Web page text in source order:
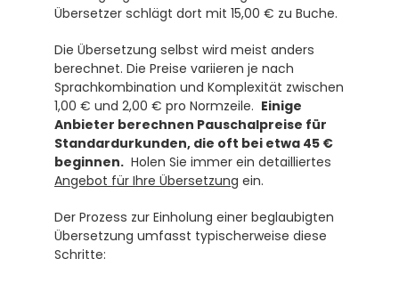
Übersetzer schlägt dort mit 15,00 € zu Buche.
Die Übersetzung selbst wird meist anders
berechnet. Die Preise variieren je nach
Sprachkombination und Komplexität zwischen
1,00 € und 2,00 € pro Normzeile. Einige
Anbieter berechnen Pauschalpreise für
Standardurkunden, die oft bei etwa 45 €
beginnen.
Angebot für Ihre Übersetzung ein.
Der Prozess zur Einholung einer beglaubigten
Übersetzung umfasst typischerweise diese
Schritte: